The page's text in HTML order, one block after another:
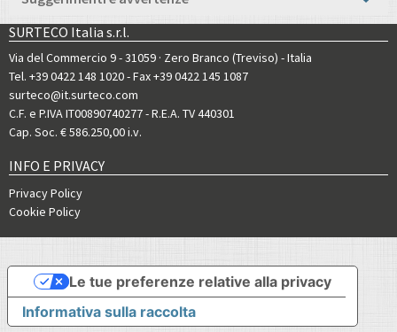
SURTECO Italia s.r.l.
Via del Commercio 9 - 31059 · Zero Branco (Treviso) - Italia
Tel. +39 0422 148 1020- Fax +39 0422 145 1087
surteco@it.surteco.com
C.F. e P.IVA IT00890740277 - R.E.A. TV 440301
Cap. Soc. € 586.250,00 i.v.
INFO E PRIVACY
Privacy Policy
Cookie Policy
Informativa sulla raccolta
Le tue preferenze relative alla privacy